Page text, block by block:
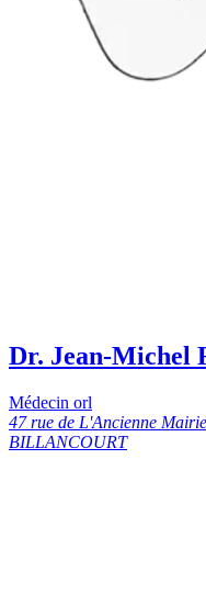
Dr. Jean-Michel
Médecin orl
47 rue de L'Ancienne
BILLANCOURT